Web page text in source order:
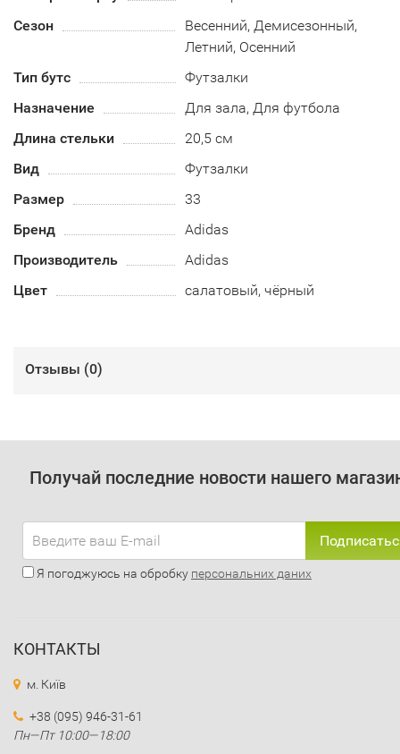
Сезон
Весенний, Демисезонный,
Летний, Осенний
Тип бутс
Футзалки
Назначение
Для зала, Для футбола
Длина стельки
20,5 см
Вид
Футзалки
Размер
33
Бренд
Adidas
Производитель
Adidas
Цвет
салатовый, чёрный
Отзывы (0)
Получай последние новости нашего
Я погоджуюсь на обробку персональних даних
КОНТАКТЫ
м. Київ
+38 (095) 946-31-61
Пн—Пт 10:00—18:00